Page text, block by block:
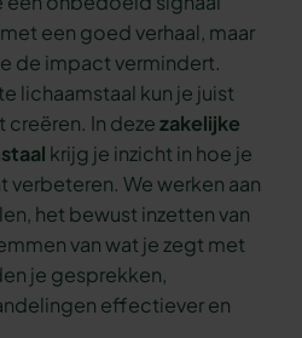
een goed verhaal, maar
de impact vermindert.
lichaamstaal kun je juist
creëren. In dezezakelijke
krijg je inzicht in hoe je
verbeteren. We werken aan
het bewust inzetten van
van wat je zegt met
je gesprekken,
effectiever en